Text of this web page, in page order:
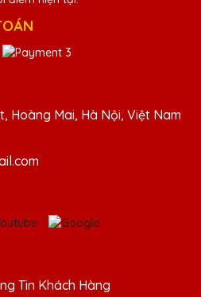
công ty đều rất hài
này.
cúp pha lê tại Quà Tặng
thiết kế và chất lượng. Giá
pha lê tại nhiều nơi nhưng
Hoàng Mai, Hà Nội, Việt Nam
Tin Khách Hàng